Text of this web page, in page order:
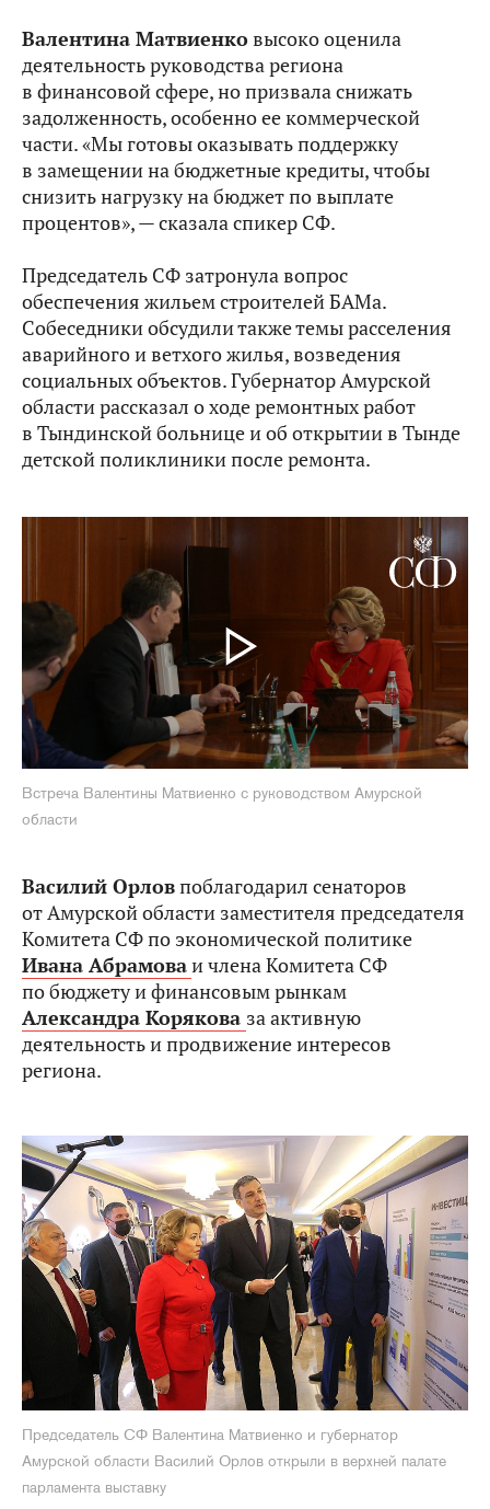
Валентина Матвиенковысоко оценила
деятельность руководства региона
в финансовой сфере, но призвала снижать
задолженность, особенно ее коммерческой
части. «Мы готовы оказывать поддержку
в замещении на бюджетные кредиты, чтобы
снизить нагрузку на бюджет по выплате
процентов», — сказала спикер СФ.
Председатель СФ затронула вопрос
обеспечения жильем строителей БАМа.
Собеседники обсудили также темы расселения
аварийного и ветхого жилья, возведения
социальных объектов. Губернатор Амурской
области рассказал о ходе ремонтных работ
в Тындинской больнице и об открытии в Тынде
детской поликлиники после ремонта.
Встреча Валентины Матвиенко с руководством Амурской
области
Василий Орловпоблагодарил сенаторов
от Амурской области заместителя председателя
Комитета СФ по экономической политике
Ивана Абрамоваи члена Комитета СФ
по бюджету и финансовым рынкам
Александра Корякова за активную
деятельность и продвижение интересов
региона.
Председатель СФ Валентина Матвиенко и губернатор
Амурской области Василий Орлов открыли в верхней палате
парламента выставку